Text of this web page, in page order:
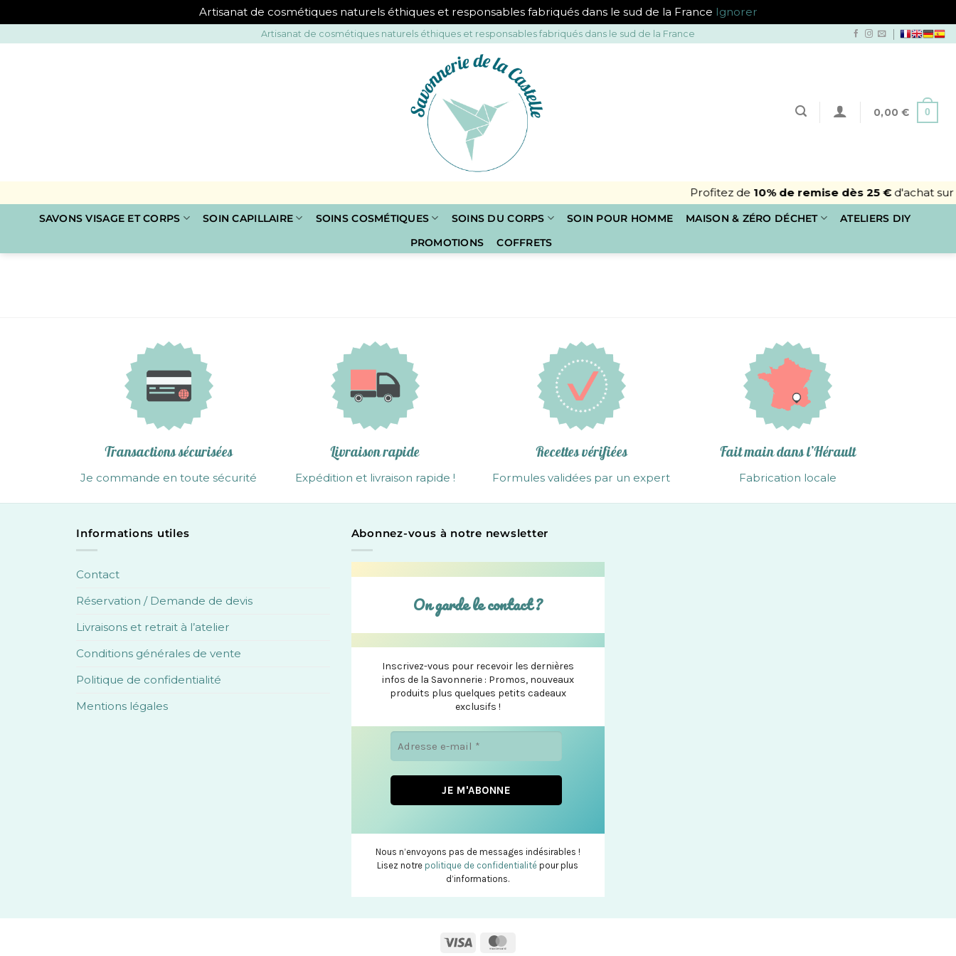
Artisanat de cosmétiques naturels éthiques et responsables fabriqués dans le sud de la France Ignorer
Artisanat de cosmétiques naturels éthiques et responsables fabriqués dans le sud de la France
0,00€ 0
Profitez de10% de remise dès 25 €d'achat sur
SAVONS VISAGE ET CORPS SOIN CAPILLAIRE SOINS COSMÉTIQUES SOINS DU CORPS SOIN POUR HOMME MAISON & ZÉRO DÉCHET ATELIERS DIY
PROMOTIONS COFFRETS
Transactions sécurisées
Je commande en toute sécurité
Livraison rapide
Expédition et livraison rapide !
Recettes vérifiées
Formules validées par un expert
Fait main dans l’Hérault
Fabrication locale
Informations utiles
Contact
Réservation / Demande de devis
Livraisons et retrait à l’atelier
Conditions générales de vente
Politique de confidentialité
Mentions légales
Abonnez-vous à notre newsletter
On garde le contact ?
Inscrivez-vous pour recevoir les dernières
infos de la Savonnerie : Promos, nouveaux
produits plus quelques petits cadeaux
exclusifs !
Nous n’envoyons pas de messages indésirables !
Lisez notre politique de confidentialité pour plus
d’informations.